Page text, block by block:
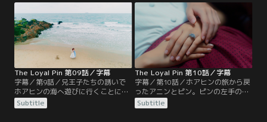
も積極的なアプローチを受けてい
た。一方、大学卒業が近づいたピン
にグアギットが結婚を申し込むが、
ピンはそれをはねつけ、ひたすらア
ニンの帰りを待ち続ける。
るが、周囲からはそれぞれ結婚相手
を見つけるようにと期待される。そ
んな中、アニンの帰国を祝ってパー
ティが開かれることになり…
The Loyal Pin 第09話／字幕
字幕／第9話／兄王子たちの誘いで
ホアヒンの海へ遊びに行くことにな
ったアニンとピン。だがそれはアニ
ンに好意を寄せるウアンとオン、そ
Subtitle
The Loyal Pin 第10話／字幕
字幕／第10話／ホアヒンの旅から戻
ったアニンとピン。ピンの左手の薬
指に光るダイヤの指輪を見とがめた
グアギットは、パットミカー王女
Subtitle